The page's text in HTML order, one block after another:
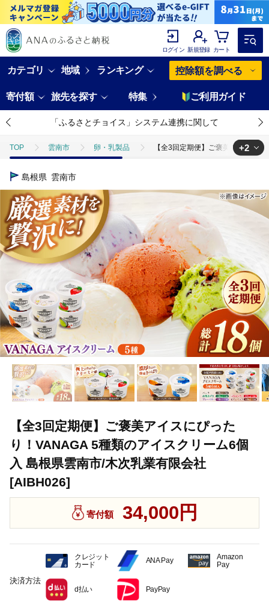
ログイン 新規登録 カート
カテゴリ 地域 ランキング 控除額を調べる
寄付額 旅先を探す 特集 ご利用ガイド
「ふるさとチョイス」システム連携に関して
TOP 雲南市 卵・乳製品 【全3回定期便】ご褒美アイスに
TOP
TOP 卵・乳製品 アイスクリーム 【全3回定期便】ご褒美ア
+2
島根県 雲南市
【全3回定期便】ご褒美アイスにぴった
り！VANAGA 5種類のアイスクリーム6個
入 島根県雲南市/木次乳業有限会社
[AIBH026]
寄付額 34,000円
決済方法
クレジット
カード
ANA Pay
Amazon
Pay
d払い PayPay